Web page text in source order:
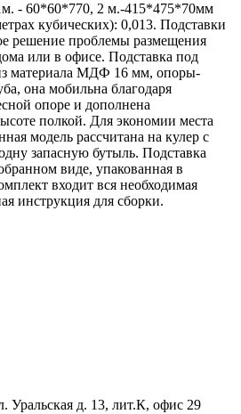
- 60*60*770, 2 м.-415*475*70мм
кубических): 0,013. Подставки
решение проблемы размещения
или в офисе. Подставка под
материала МДФ 16 мм, опоры-
она мобильна благодаря
опоре и дополнена
полкой. Для экономии места
модель рассчитана на кулер с
запасную бутыль. Подставка
виде, упакованная в
входит вся необходимая
инструкция для сборки.
Уральская д. 13, лит.К, офис 29